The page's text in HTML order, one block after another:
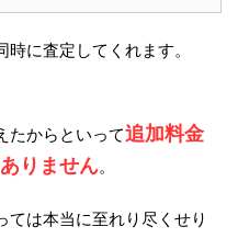
に査定してくれます。
たからといって追加料金
りません。
ては本当に至れり尽くせり